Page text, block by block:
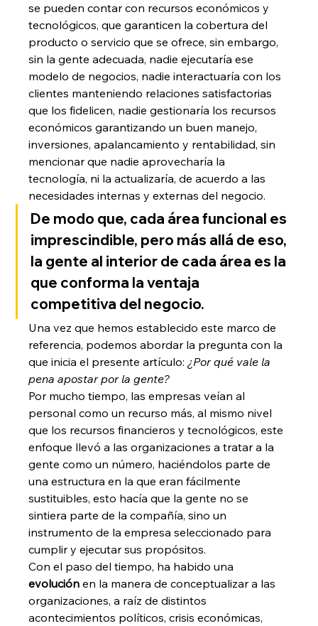
se pueden contar con recursos económicos y
tecnológicos, que garanticen la cobertura del
producto o servicio que se ofrece, sin embargo,
sin la gente adecuada, nadie ejecutaría ese
modelo de negocios, nadie interactuaría con los
clientes manteniendo relaciones satisfactorias
que los fidelicen, nadie gestionaría los recursos
económicos garantizando un buen manejo,
inversiones, apalancamiento y rentabilidad, sin
mencionar que nadie aprovecharía la
tecnología, ni la actualizaría, de acuerdo a las
necesidades internas y externas del negocio.
De modo que, cada área funcional es
imprescindible, pero más allá de eso,
la gente al interior de cada área es la
que conforma la ventaja
competitiva del negocio.
Una vez que hemos establecido este marco de
referencia, podemos abordar la pregunta con la
que inicia el presente artículo: ¿Por qué vale la
pena apostar por la gente?
Por mucho tiempo, las empresas veían al
personal como un recurso más, al mismo nivel
que los recursos financieros y tecnológicos, este
enfoque llevó a las organizaciones a tratar a la
gente como un número, haciéndolos parte de
una estructura en la que eran fácilmente
sustituibles, esto hacía que la gente no se
sintiera parte de la compañía, sino un
instrumento de la empresa seleccionado para
cumplir y ejecutar sus propósitos.
Con el paso del tiempo, ha habido una
evolución en la manera de conceptualizar a las
organizaciones, a raíz de distintos
acontecimientos políticos, crisis económicas,